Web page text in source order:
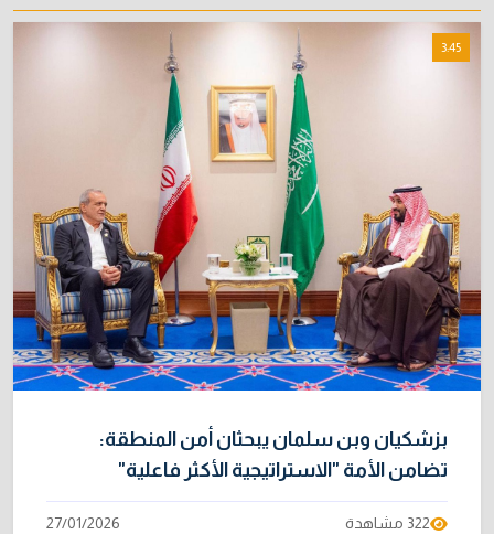
8
نائبة تحذر من اضطرابات بسبب تأخّر دفع رواتب
خطر "إيبولا" يتضاعف.. ارتفاع عدد الإصابات
خبراء: 70 بالمئة من نفط الخليج لا يملك بديلاً عن
هرمز
2/08/2026
3:45
بزشكيان وبن سلمان يبحثان أمن المنطقة:
تضامن الأمة "الاستراتيجية الأكثر فاعلية"
322 مشاهدة 27/01/2026